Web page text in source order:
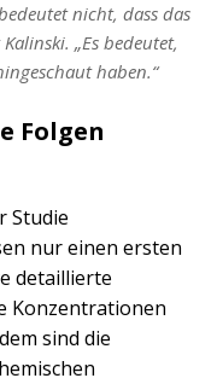
nicht, dass das
„Es bedeutet,
haben.“
Folgen
Studie
nur einen ersten
detaillierte
Konzentrationen
sind die